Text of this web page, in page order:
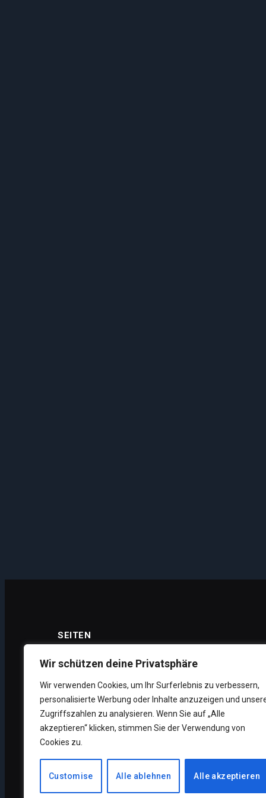
Wir schützen deine Privatsphäre
Wir verwenden Cookies, um Ihr Surferlebnis zu verbessern,
personalisierte Werbung oder Inhalte anzuzeigen und
Zugriffszahlen zu analysieren. Wenn Sie auf „Alle
akzeptieren“ klicken, stimmen Sie der Verwendung von
Cookies zu.
Customise Alle ablehnen Alle akzeptieren
SEITEN
Datenschutz
Impressum
Über uns